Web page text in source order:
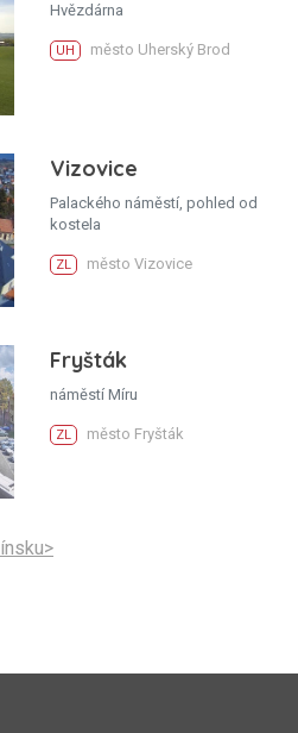
Hvězdárna
UH město Uherský Brod
Vizovice
Palackého náměstí, pohled od
kostela
ZL město Vizovice
Fryšták
náměstí Míru
ZL město Fryšták